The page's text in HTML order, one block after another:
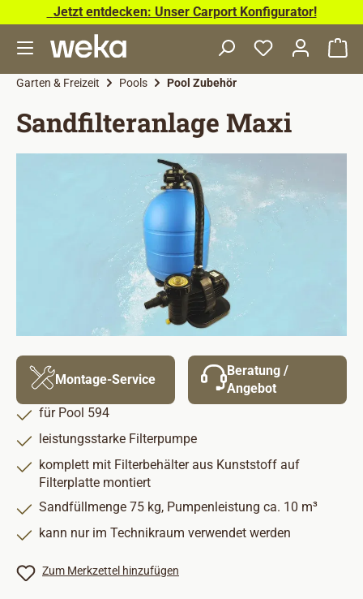
Zum Hauptinhalt springen
Jetzt entdecken: Unser Carport Konfigurator!
Garten & Freizeit Pools Pool Zubehör
Sandfilteranlage Maxi
Bildergalerie überspringen
Montage-Service
Beratung /
Angebot
für Pool 594
leistungsstarke Filterpumpe
komplett mit Filterbehälter aus Kunststoff auf
Filterplatte montiert
Sandfüllmenge 75 kg, Pumpenleistung ca. 10 m³
kann nur im Technikraum verwendet werden
Zum Merkzettel hinzufügen